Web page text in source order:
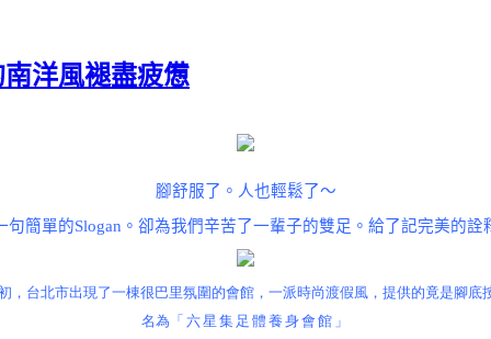
洋風褪盡疲憊
腳舒服了。人也輕鬆了～
句簡單的Slogan 。卻為我們辛苦了一輩子的雙足。給了記完美的詮
，台北市出現了一棟很巴里氛圍的會館，一派時尚渡假風，提供的竟是腳底
名為 「六星集足體養身會館」